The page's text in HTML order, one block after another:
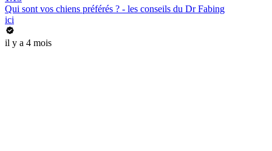
Qui sont vos chiens préférés ? - les conseils du Dr Fabing
ici
il y a 4 mois